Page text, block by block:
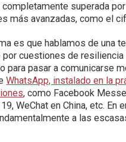
superada
más avanzadas, como el
es que hablamos de una
cuestiones de resiliencia
para pasar a comunicarse
WhatsApp, instalado en la
, como Facebook
WeChat en China, etc.
a las